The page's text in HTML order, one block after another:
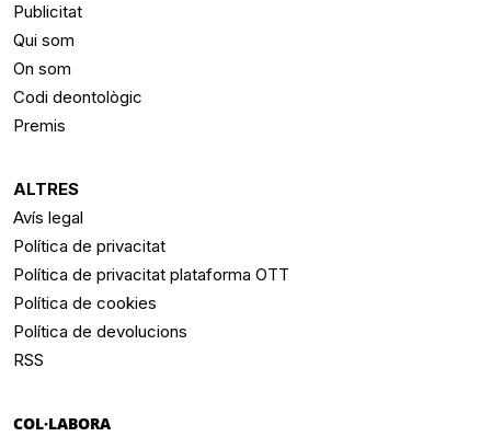
Publicitat
Qui som
On som
Codi deontològic
Premis
ALTRES
Avís legal
Política de privacitat
Política de privacitat plataforma OTT
Política de cookies
Política de devolucions
RSS
COL·LABORA